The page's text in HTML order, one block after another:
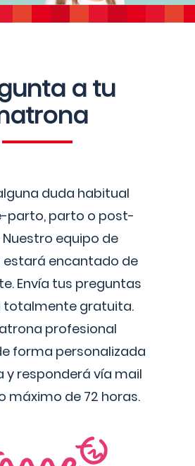
a tu
duda habitual
parto, parto o post-
equipo de
encantado de
Envía tus preguntas
totalmente gratuita.
profesional
forma personalizada
y responderá vía mail
máximo de 72 horas.